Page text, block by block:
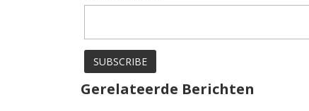
Gerelateerde Berichten